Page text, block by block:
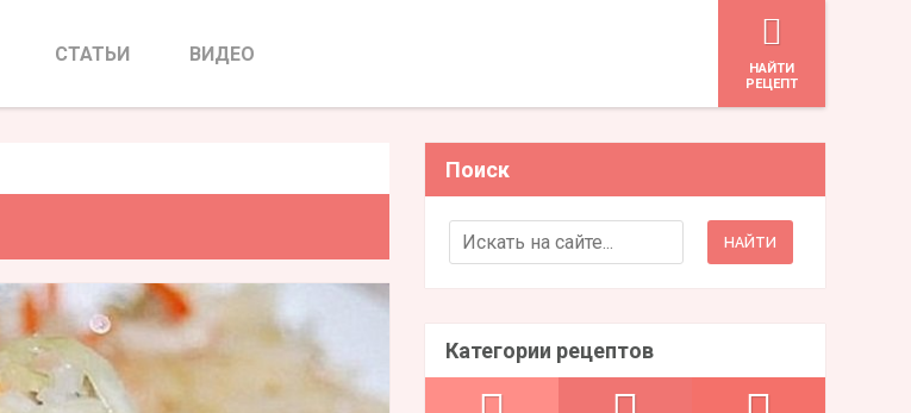
СТАТЬИ ВИДЕО
HАЙТИ
РЕЦЕПТ
Поиск
Search for:
Категории рецептов